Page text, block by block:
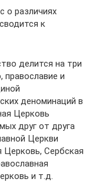
о различиях
к
делится на три
православие и
деноминаций в
Церковь
друг от друга
Церкви
Церковь, Сербская
и т.д.